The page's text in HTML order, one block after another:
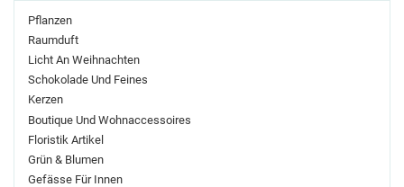
Pflanzen
Raumduft
Licht An Weihnachten
Schokolade Und Feines
Kerzen
Boutique Und Wohnaccessoires
Floristik Artikel
Grün & Blumen
Gefässe Für Innen